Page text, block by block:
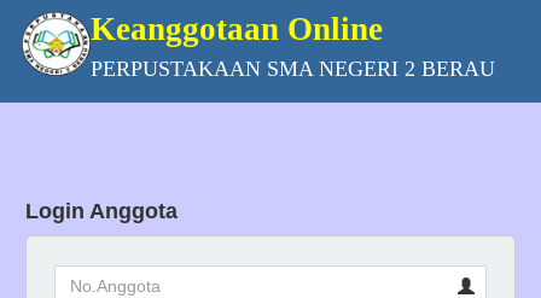
Keanggotaan Online
PERPUSTAKAAN SMA NEGERI 2 BERAU
Login Anggota